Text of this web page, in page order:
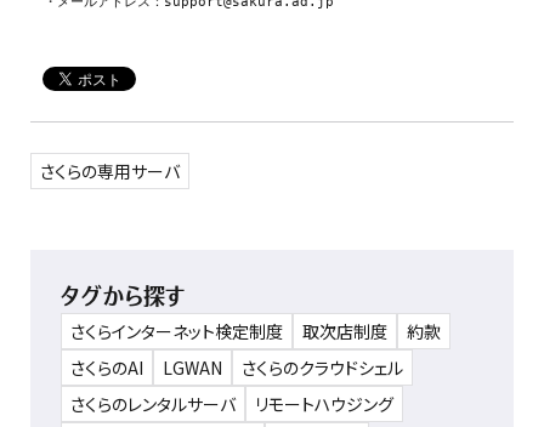
さくらの専用サーバ
タグから探す
さくらインターネット検定制度 取次店制度
約款
さくらのAI
LGWAN
さくらのクラウドシェル
さくらのレンタルサーバ
リモートハウジング